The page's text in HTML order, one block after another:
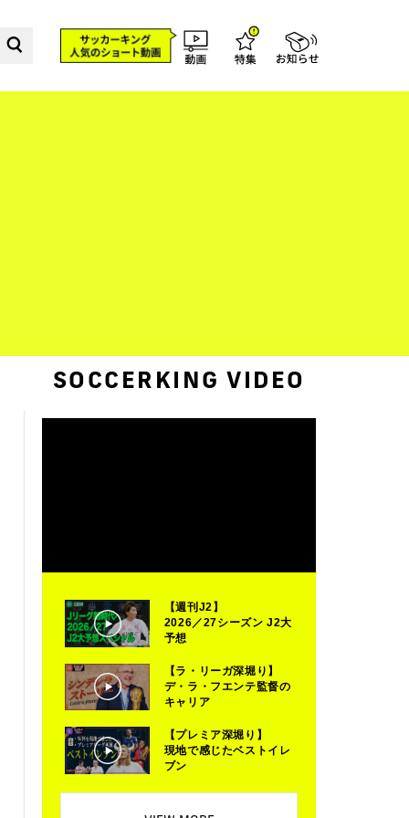
SOCCERKING VIDEO
【週刊J2】
2026／27シーズン J2大
予想
【ラ・リーガ深堀り】
デ・ラ・フエンテ監督の
キャリア
【プレミア深堀り】
現地で感じたベストイレ
ブン